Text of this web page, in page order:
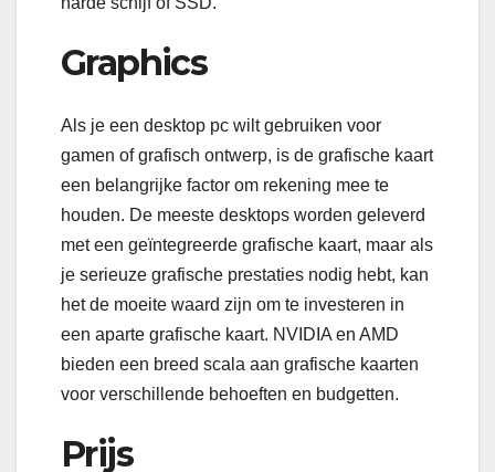
Graphics
Als je een desktop pc wilt gebruiken voor
gamen of grafisch ontwerp, is de grafische kaart
een belangrijke factor om rekening mee te
houden. De meeste desktops worden geleverd
met een geïntegreerde grafische kaart, maar als
je serieuze grafische prestaties nodig hebt, kan
het de moeite waard zijn om te investeren in
een aparte grafische kaart. NVIDIA en AMD
bieden een breed scala aan grafische kaarten
voor verschillende behoeften en budgetten.
Prijs